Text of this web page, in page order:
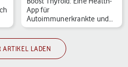
App für
Autoimmunerkrankte und
die Wis…
ARTIKEL LADEN